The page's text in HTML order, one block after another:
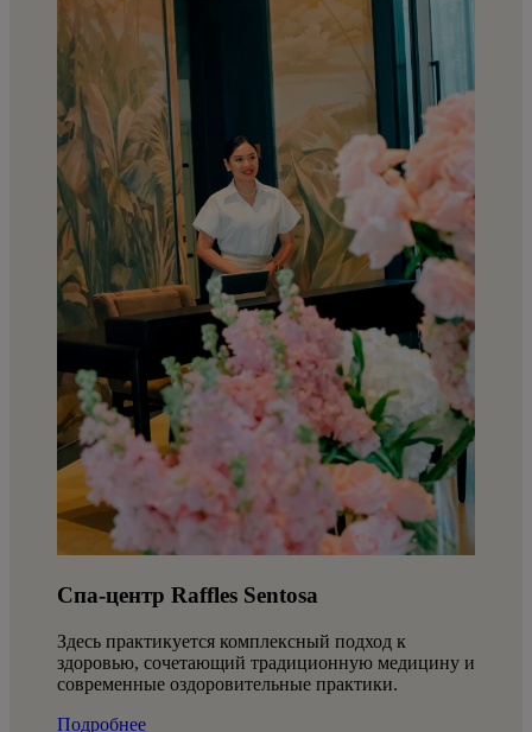
Спа-центр Raffles Sentosa
Здесь практикуется комплексный подход к
здоровью, сочетающий традиционную медицину и
современные оздоровительные практики.
Подробнее